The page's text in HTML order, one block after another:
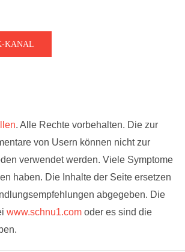
KANAL
. Alle Rechte vorbehalten. Die zur
von Usern können nicht zur
verwendet werden. Viele Symptome
haben. Die Inhalte der Seite ersetzen
abgegeben. Die
www.schnu1.com oder es sind die